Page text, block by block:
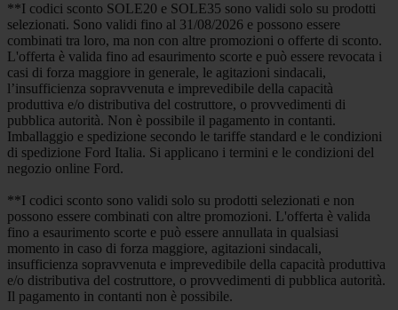
**I codici sconto SOLE20 e SOLE35 sono validi solo su prodotti
selezionati. Sono validi fino al 31/08/2026 e possono essere
combinati tra loro, ma non con altre promozioni o offerte di sconto.
L'offerta è valida fino ad esaurimento scorte e può essere revocata i
casi di forza maggiore in generale, le agitazioni sindacali,
l’insufficienza sopravvenuta e imprevedibile della capacità
produttiva e/o distributiva del costruttore, o provvedimenti di
pubblica autorità. Non è possibile il pagamento in contanti.
Imballaggio e spedizione secondo le tariffe standard e le condizioni
di spedizione Ford Italia. Si applicano i termini e le condizioni del
negozio online Ford.
**I codici sconto sono validi solo su prodotti selezionati e non
possono essere combinati con altre promozioni. L'offerta è valida
fino a esaurimento scorte e può essere annullata in qualsiasi
momento in caso di forza maggiore, agitazioni sindacali,
insufficienza sopravvenuta e imprevedibile della capacità produttiva
e/o distributiva del costruttore, o provvedimenti di pubblica autorità.
Il pagamento in contanti non è possibile.